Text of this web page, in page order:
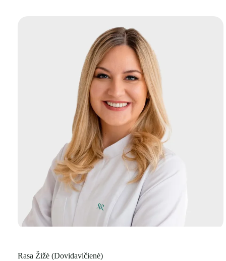
Rasa Žižė (Dovidavičienė)